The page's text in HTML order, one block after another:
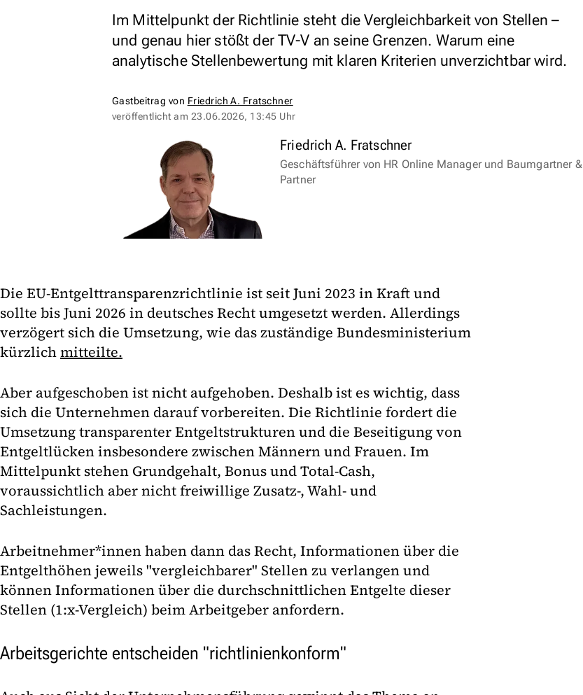
Im Mittelpunkt der Richtlinie steht die Vergleichbarkeit von Stellen –
und genau hier stößt der TV-V an seine Grenzen. Warum eine
analytische Stellenbewertung mit klaren Kriterien unverzichtbar wird.
Gastbeitrag von Friedrich A. Fratschner
veröffentlicht am 23.06.2026, 13:45 Uhr
Friedrich A. Fratschner
Geschäftsführer von HR Online Manager und Baumgartner &
Partner
Die EU-Entgelttransparenzrichtlinie ist seit Juni 2023 in Kraft und
sollte bis Juni 2026 in deutsches Recht umgesetzt werden. Allerdings
verzögert sich die Umsetzung, wie das zuständige Bundesministerium
kürzlichmitteilte.
Aber aufgeschoben ist nicht aufgehoben. Deshalb ist es wichtig, dass
sich die Unternehmen darauf vorbereiten. Die Richtlinie fordert die
Umsetzung transparenter Entgeltstrukturen und die Beseitigung von
Entgeltlücken insbesondere zwischen Männern und Frauen. Im
Mittelpunkt stehen Grundgehalt, Bonus und Total-Cash,
voraussichtlich aber nicht freiwillige Zusatz-, Wahl- und
Sachleistungen.
Arbeitnehmer*innen haben dann das Recht, Informationen über die
Entgelthöhen jeweils "vergleichbarer" Stellen zu verlangen und
können Informationen über die durchschnittlichen Entgelte dieser
Stellen (1:x-Vergleich) beim Arbeitgeber anfordern.
Arbeitsgerichte entscheiden "richtlinienkonform"